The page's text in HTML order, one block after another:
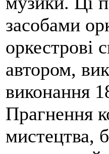
засобами
оркестрові
автором,
виконання
Прагнення
мистецтва,